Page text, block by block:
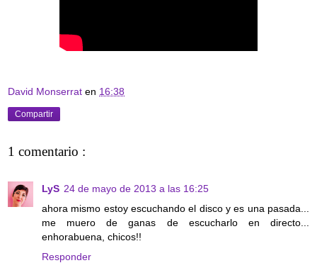
David Monserrat en 16:38
Compartir
1 comentario :
LyS 24 de mayo de 2013 a las 16:25
ahora mismo estoy escuchando el disco y es una pasada...
me muero de ganas de escucharlo en directo...
enhorabuena, chicos!!
Responder